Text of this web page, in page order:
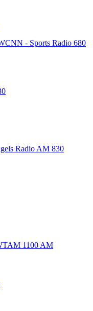
- Sports Radio 680
Radio AM 830
1100 AM